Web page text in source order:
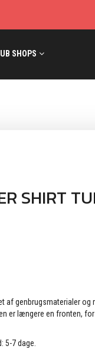
SHOPS
SHIRT
af genbrugsmaterialer og
er længere en fronten,
5-7 dage.